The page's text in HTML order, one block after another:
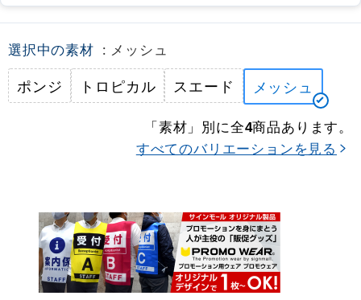
選択中の素材 : メッシュ
ポンジ トロピカル スエード メッシュ
「素材」別に全4商品あります。
すべてのバリエーションを見る